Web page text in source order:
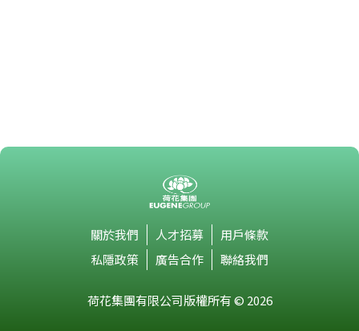
關於我們 人才招募
用戶條款
私隱政策
廣告合作 聯絡我們
荷花集團有限公司版權所有 © 2026